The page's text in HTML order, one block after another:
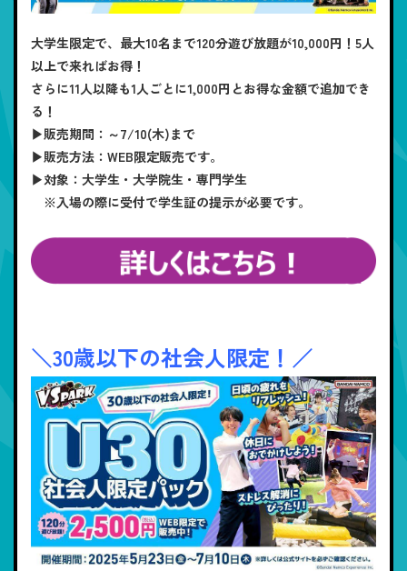
大学生限定で、最大10名まで120分遊び放題が10,000円！5人
以上で来ればお得！
さらに11人以降も1人ごとに1,000円とお得な金額で追加でき
る！
▶販売期間：～7/10(木)まで
▶販売方法：WEB限定販売です。
▶対象：大学生・大学院生・専門学生
※入場の際に受付で学生証の提示が必要です。
＼30歳以下の社会人限定！／